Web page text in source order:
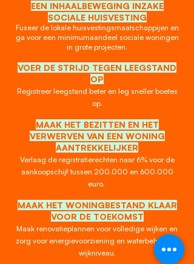
EEN INHAALBEWEGING INZAKE
SOCIALE HUISVESTING
Fuseer de lokale huisvestingsmaatschappijen en
ga voor een minimumaandeel sociale woningen
in grote projecten.
VOER DE STRIJD TEGEN LEEGSTAND
OP
Registreer leegstand beter en leg sneller boetes
op.
MAAK HET BEZITTEN EN HET
VERWERVEN VAN EEN WONING
AANTREKKELIJKER
Verlaag de registratierechten naar 6% voor de
aankoopschijf tussen 200.000 en 600.000
euro.
MAAK HET WONINGBESTAND KLAAR
VOOR DE TOEKOMST
Maak renovatieplannen voor volledige wijken en
zorg voor energievoorziening en waterbeheer op
wijkniveau.